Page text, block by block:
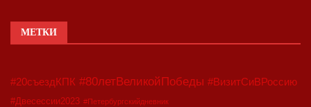
МЕТКИ
#20съездКПК #80летВеликойПобеды #ВизитСиВРоссию
#Двесессии2023 #Петербургскийдневник